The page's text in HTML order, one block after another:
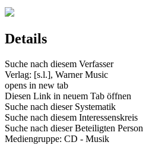
Details
Suche nach diesem Verfasser
Verlag: [s.l.], Warner Music
opens in new tab
Diesen Link in neuem Tab öffnen
Suche nach dieser Systematik
Suche nach diesem Interessenskreis
Suche nach dieser Beteiligten Person
Mediengruppe: CD - Musik